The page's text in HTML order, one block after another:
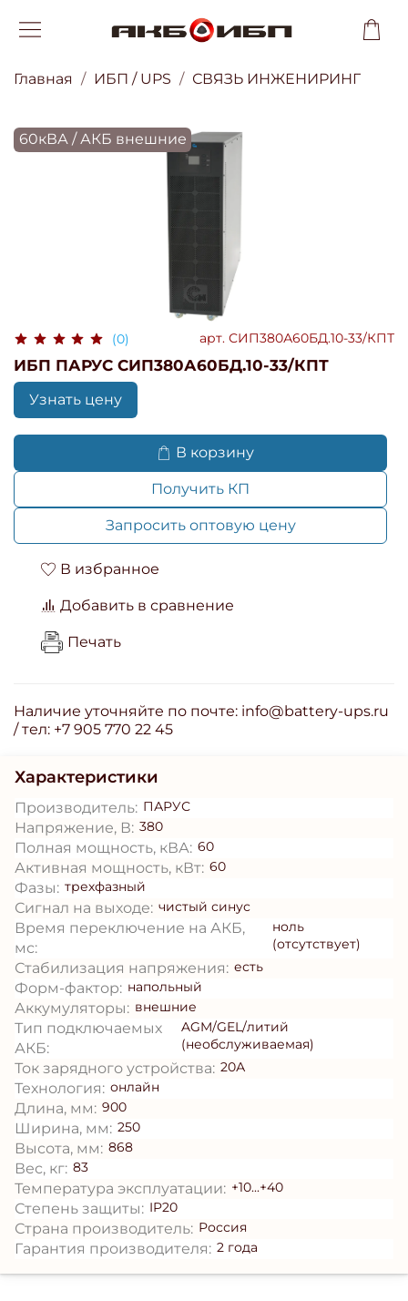
Главная ИБП / UPS СВЯЗЬ ИНЖЕНИРИНГ
60кВА / АКБ внешние
(0) арт. СИП380А60БД.10-33/КПТ
ИБП ПАРУС СИП380А60БД.10-33/КПТ
Узнать цену
В корзину
Получить КП
Запросить оптовую цену
В избранное
Добавить в сравнение
Печать
Наличие уточняйте по почте: info@battery-ups.ru
/ тел: +7 905 770 22 45
Характеристики
Производитель: ПАРУС
Напряжение, В: 380
Полная мощность, кВА: 60
Активная мощность, кВт: 60
Фазы: трехфазный
Сигнал на выходе: чистый синус
Время переключение на АКБ,
мс:
ноль
(отсутствует)
Стабилизация напряжения: есть
Форм-фактор: напольный
Аккумуляторы: внешние
Тип подключаемых
АКБ:
AGM/GEL/литий
(необслуживаемая)
Ток зарядного устройства: 20А
Технология: онлайн
Длина, мм: 900
Ширина, мм: 250
Высота, мм: 868
Вес, кг: 83
Температура эксплуатации: +10...+40
Степень защиты: IP20
Страна производитель: Россия
Гарантия производителя: 2 года